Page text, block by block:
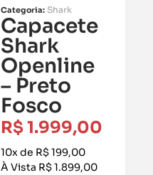
Categoria: Shark
Capacete
Shark
Openline
– Preto
Fosco
R$1.999,00
10x de R$ 199,00
À Vista R$ 1.899,00